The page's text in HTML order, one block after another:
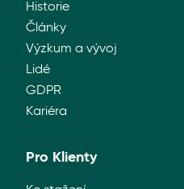
Historie
Články
Výzkum a vývoj
Lidé
GDPR
Kariéra
Pro Klienty